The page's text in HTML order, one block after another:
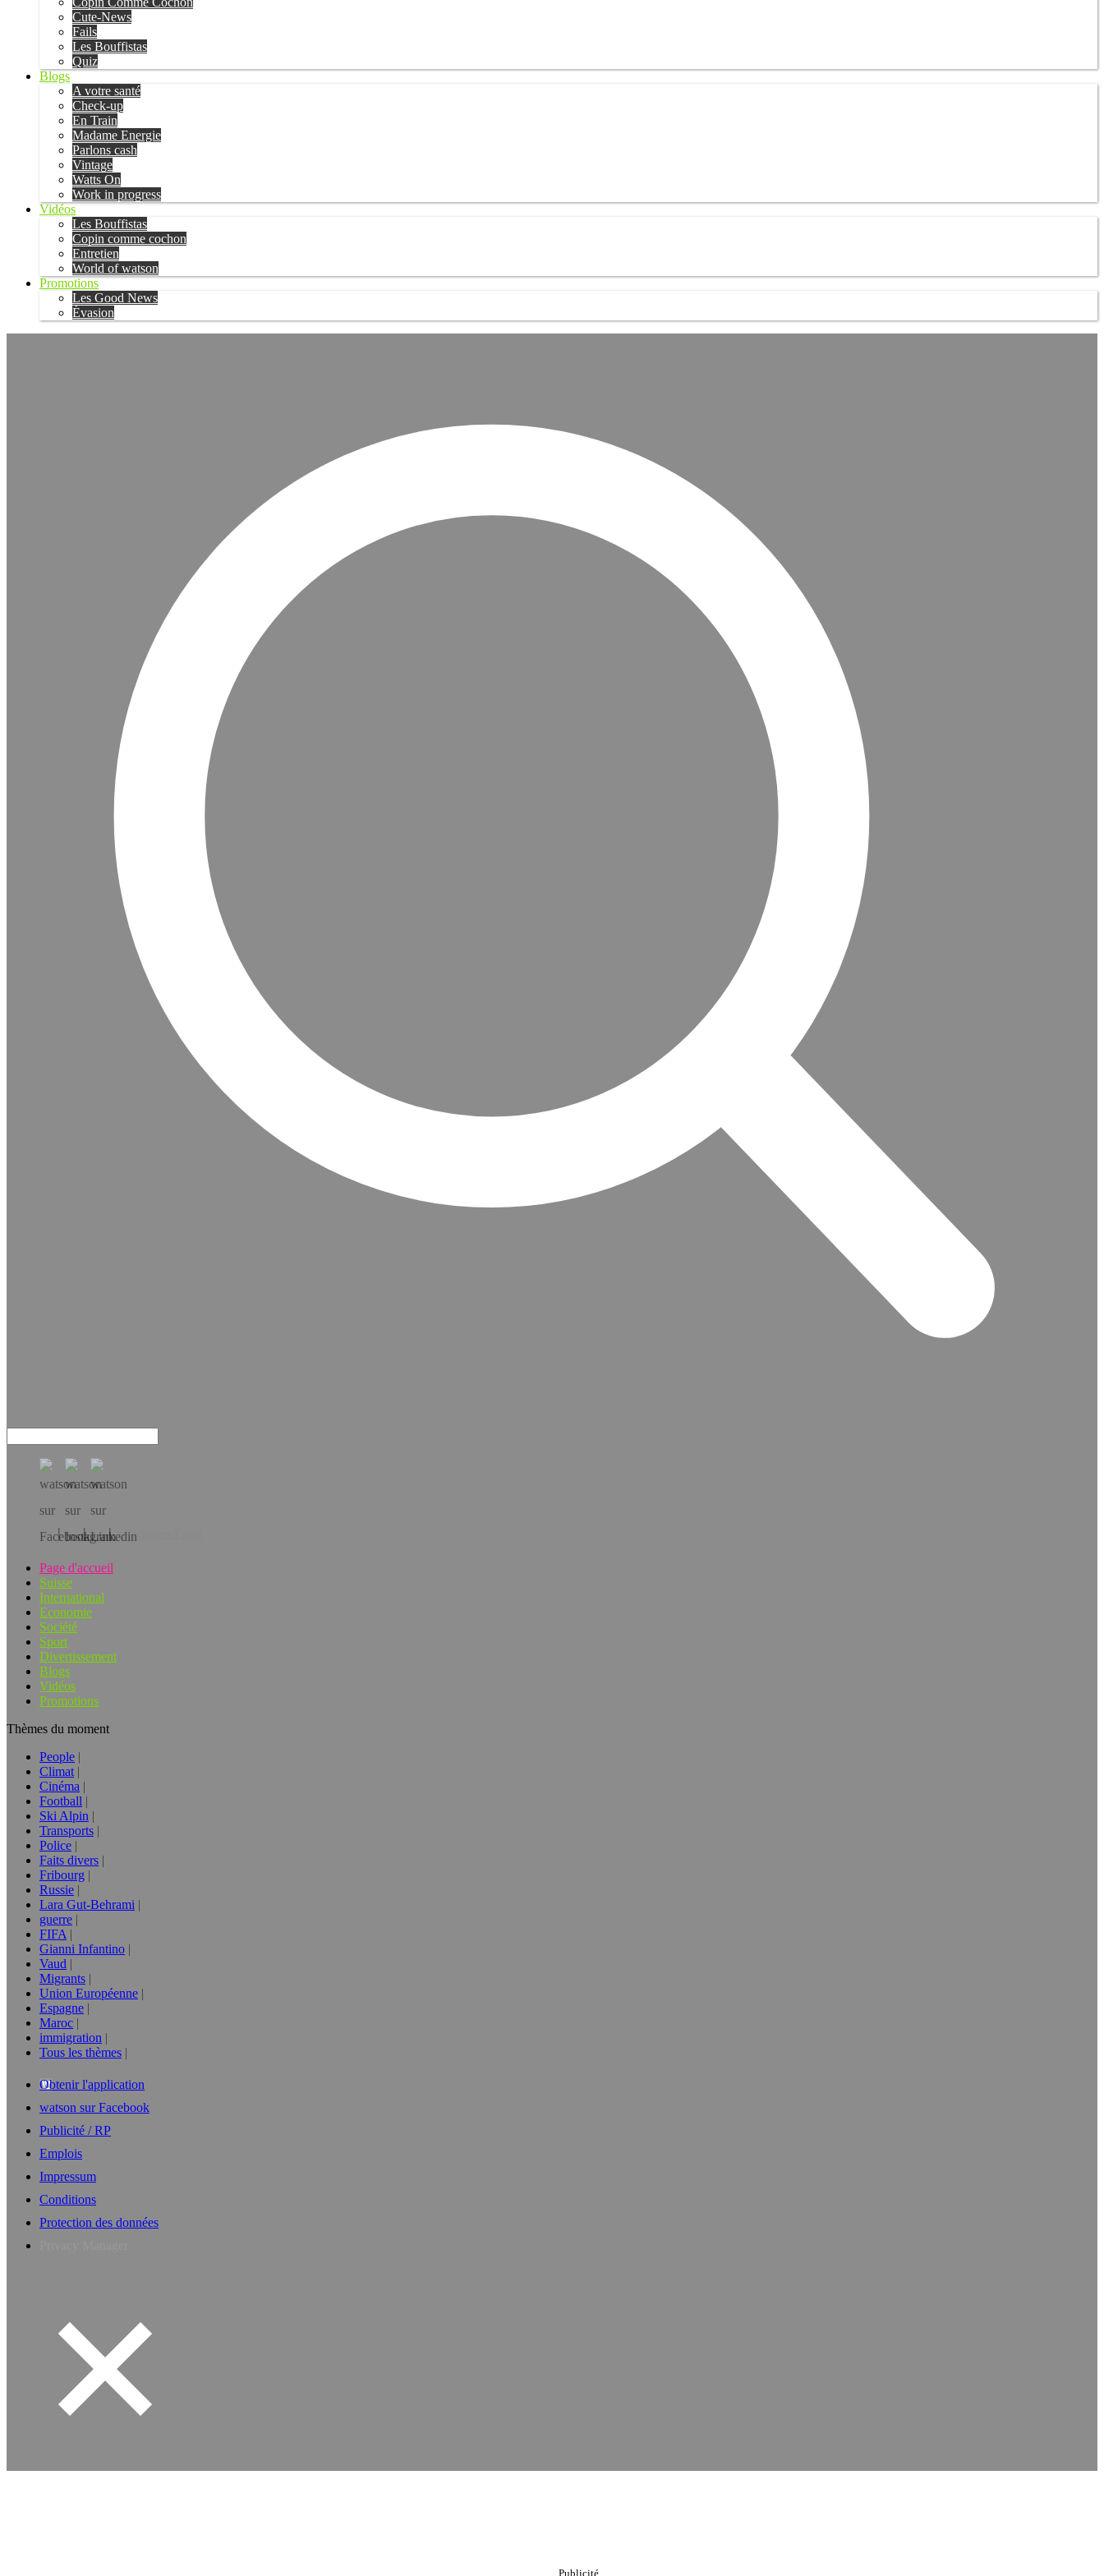
Cute-News
Fails
Les Bouffistas
Quiz
Blogs
A votre santé
Check-up
En Train
Madame Energie
Parlons cash
Vintage
Watts On
Work in progress
Vidéos
Les Bouffistas
Copin comme cochon
Entretien
World of watson
Promotions
Les Good News
Évasion
Téléchargez l’app!
Page d'accueil
Suisse
International
Economie
Société
Sport
Divertissement
Blogs
Vidéos
Promotions
Thèmes du moment
People
Climat
Cinéma
Football
Ski Alpin
Transports
Police
Faits divers
Fribourg
Russie
Lara Gut-Behrami
guerre
FIFA
Gianni Infantino
Vaud
Migrants
Union Européenne
Espagne
Maroc
immigration
Tous les thèmes
Obtenir l'application
watson sur Facebook
Publicité / RP
Emplois
Impressum
Conditions
Protection des données